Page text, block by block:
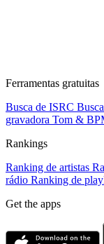
Ferramentas gratuitas
Busca de ISRC
gravadora Tom &
Rankings
Ranking de artistas
rádio Ranking de
Get the apps